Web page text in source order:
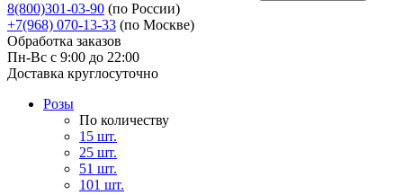
8(800)301-03-90 (по России)
+7(968) 070-13-33 (по Москве)
Обработка заказов
Пн-Вс с 9:00 до 22:00
Доставка круглосуточно
Розы
По количеству
15 шт.
25 шт.
51 шт.
101 шт.